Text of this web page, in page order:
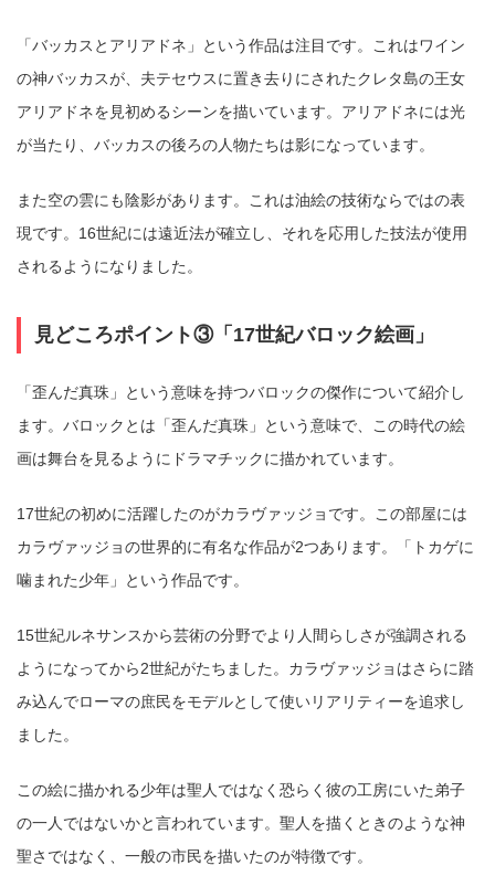
「バッカスとアリアドネ」という作品は注目です。これはワイン
の神バッカスが、夫テセウスに置き去りにされたクレタ島の王女
アリアドネを見初めるシーンを描いています。アリアドネには光
が当たり、バッカスの後ろの人物たちは影になっています。
また空の雲にも陰影があります。これは油絵の技術ならではの表
現です。16世紀には遠近法が確立し、それを応用した技法が使用
されるようになりました。
見どころポイント③「17世紀バロック絵画」
「歪んだ真珠」という意味を持つバロックの傑作について紹介し
ます。バロックとは「歪んだ真珠」という意味で、この時代の絵
画は舞台を見るようにドラマチックに描かれています。
17世紀の初めに活躍したのがカラヴァッジョです。この部屋には
カラヴァッジョの世界的に有名な作品が2つあります。「トカゲに
噛まれた少年」という作品です。
15世紀ルネサンスから芸術の分野でより人間らしさが強調される
ようになってから2世紀がたちました。カラヴァッジョはさらに踏
み込んでローマの庶民をモデルとして使いリアリティーを追求し
ました。
この絵に描かれる少年は聖人ではなく恐らく彼の工房にいた弟子
の一人ではないかと言われています。聖人を描くときのような神
聖さではなく、一般の市民を描いたのが特徴です。